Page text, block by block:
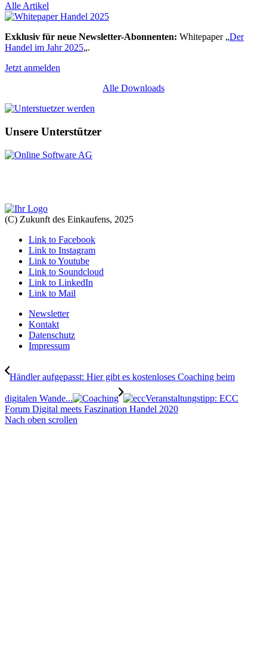
Alle Artikel
Exklusiv für neue Newsletter-Abonnenten: Whitepaper „Der
Handel im Jahr 2025„.
Jetzt anmelden
Alle Downloads
Unsere Unterstützer
(C) Zukunft des Einkaufens, 2025
Link to Facebook
Link to Instagram
Link to Youtube
Link to Soundcloud
Link to LinkedIn
Link to Mail
Newsletter
Kontakt
Datenschutz
Impressum
Händler aufgepasst: Hier gibt es kostenloses Coaching beim
digitalen Wande...
Veranstaltungstipp: ECC
Forum Digital meets Faszination Handel 2020
Nach oben scrollen